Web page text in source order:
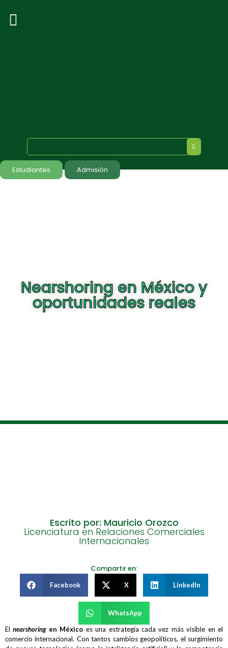
Estudiantes Admisión
Nearshoring en México y
oportunidades reales
Escrito por: Mauricio Orozco
Licenciatura en Relaciones Comerciales
Internacionales
Compartir en:
Facebook X LinkedIn
WhatsApp
Elnearshoringen México es una estrategia cada vez más visible en el
comercio internacional. Con tantos cambios geopolíticos, el surgimiento